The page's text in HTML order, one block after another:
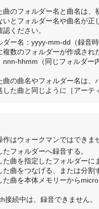
曲のフォルダー名と曲名は、
いとフォルダー名や曲名が
ください。
ダー名：yyyy-mm-dd（録音時
複数のフォルダーが作成され
nnn-hhmm（同じフォルダー
曲の曲名やフォルダー名は、
した曲と同じように［アーテ
作はウォークマンではできま
たフォルダーへ録音する。
た曲を指定したフォルダーに
た曲をつなげる、または分割
た曲を本体メモリーから
接続中は、録音できません。